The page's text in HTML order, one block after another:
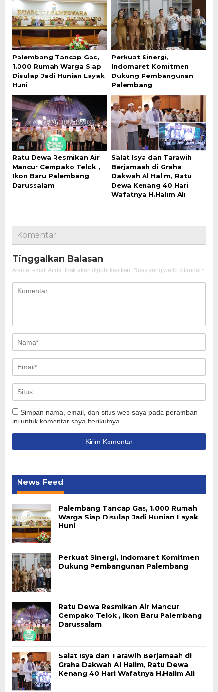
Palembang Tancap Gas,
1.000 Rumah Warga Siap
Disulap Jadi Hunian Layak
Huni
Perkuat Sinergi,
Indomaret Komitmen
Dukung Pembangunan
Palembang
Ratu Dewa Resmikan Air
Mancur Cempako Telok ,
Ikon Baru Palembang
Darussalam
Salat Isya dan Tarawih
Berjamaah di Graha
Dakwah Al Halim, Ratu
Dewa Kenang 40 Hari
Wafatnya H.Halim Ali
Komentar
Tinggalkan Balasan
Alamat email Anda tidak akan dipublikasikan. Ruas yang wajib ditandai *
Simpan nama, email, dan situs web saya pada peramban
ini untuk komentar saya berikutnya.
News Feed
Palembang Tancap Gas, 1.000 Rumah
Warga Siap Disulap Jadi Hunian Layak
Huni
Perkuat Sinergi, Indomaret Komitmen
Dukung Pembangunan Palembang
Ratu Dewa Resmikan Air Mancur
Cempako Telok , Ikon Baru Palembang
Darussalam
Salat Isya dan Tarawih Berjamaah di
Graha Dakwah Al Halim, Ratu Dewa
Kenang 40 Hari Wafatnya H.Halim Ali